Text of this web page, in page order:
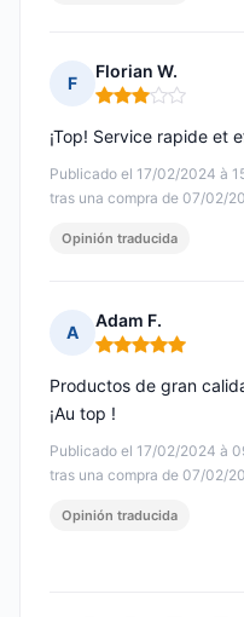
F
Florian W.
Nota: 3 de 5
Publicado el 17/02/2024 à
tras una compra de 07/02/
¡Top! Service rapide et
Opinión traducida
A
Adam F.
Nota: 5 de 5
Publicado el 17/02/2024 à
tras una compra de 07/02/
Productos de gran
¡Au top !
Opinión traducida